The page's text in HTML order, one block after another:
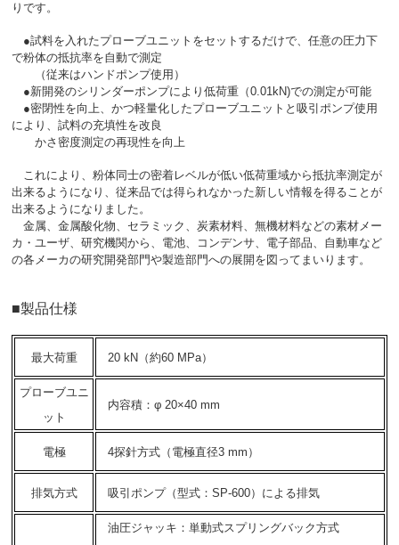
りです。
●試料を入れたプローブユニットをセットするだけで、任意の圧力下
で粉体の抵抗率を自動で測定
（従来はハンドポンプ使用）
●新開発のシリンダーポンプにより低荷重（0.01kN)での測定が可能
●密閉性を向上、かつ軽量化したプローブユニットと吸引ポンプ使用
により、試料の充填性を改良
かさ密度測定の再現性を向上
これにより、粉体同士の密着レベルが低い低荷重域から抵抗率測定が
出来るようになり、従来品では得られなかった新しい情報を得ることが
出来るようになりました。
金属、金属酸化物、セラミック、炭素材料、無機材料などの素材メー
カ・ユーザ、研究機関から、電池、コンデンサ、電子部品、自動車など
の各メーカの研究開発部門や製造部門への展開を図ってまいります。
■製品仕様
最大荷重 20 kN（約60 MPa）
プローブユニ
ット
内容積：φ 20×40 mm
電極 4探針方式（電極直径3 mm）
排気方式 吸引ポンプ（型式：SP-600）による排気
油圧ジャッキ：単動式スプリングバック方式